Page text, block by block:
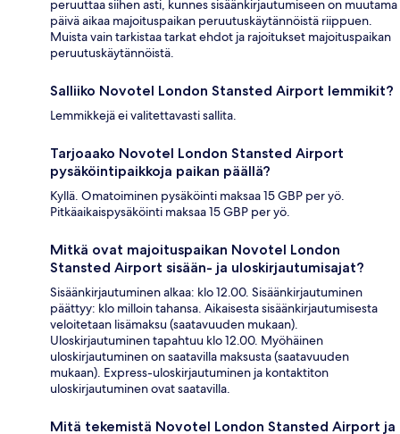
peruuttaa siihen asti, kunnes sisäänkirjautumiseen on muutama
päivä aikaa majoituspaikan peruutuskäytännöistä riippuen.
Muista vain tarkistaa tarkat ehdot ja rajoitukset majoituspaikan
peruutuskäytännöistä.
Salliiko Novotel London Stansted Airport lemmikit?
Lemmikkejä ei valitettavasti sallita.
Tarjoaako Novotel London Stansted Airport
pysäköintipaikkoja paikan päällä?
Kyllä. Omatoiminen pysäköinti maksaa 15 GBP per yö.
Pitkäaikaispysäköinti maksaa 15 GBP per yö.
Mitkä ovat majoituspaikan Novotel London
Stansted Airport sisään- ja uloskirjautumisajat?
Sisäänkirjautuminen alkaa: klo 12.00. Sisäänkirjautuminen
päättyy: klo milloin tahansa. Aikaisesta sisäänkirjautumisesta
veloitetaan lisämaksu (saatavuuden mukaan).
Uloskirjautuminen tapahtuu klo 12.00. Myöhäinen
uloskirjautuminen on saatavilla maksusta (saatavuuden
mukaan). Express-uloskirjautuminen ja kontaktiton
uloskirjautuminen ovat saatavilla.
Mitä tekemistä Novotel London Stansted Airport ja